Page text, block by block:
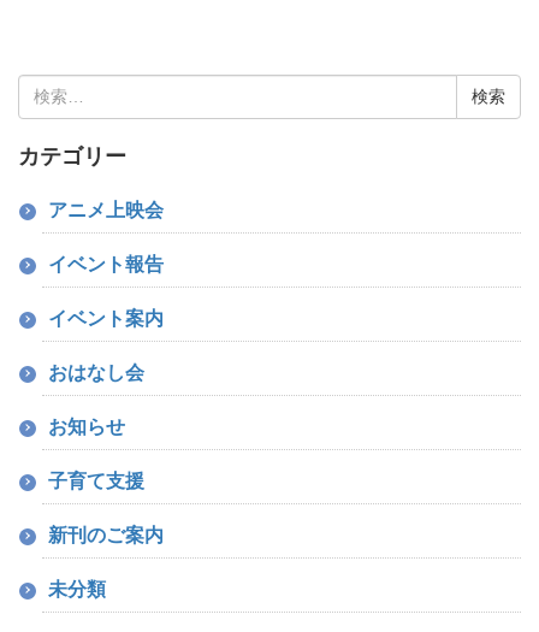
索:
カテゴリー
アニメ上映会
イベント報告
イベント案内
おはなし会
お知らせ
子育て支援
新刊のご案内
未分類